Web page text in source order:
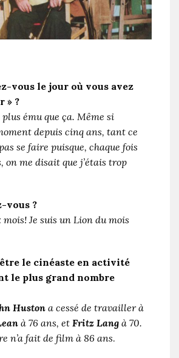
vous le jour où vous avez
» ?
plus ému que ça. Même si
depuis cinq ans, tant ce
se faire puisque, chaque fois
on me disait que j’étais trop
vous ?
Je suis un Lion du mois
le cinéaste en activité
le plus grand nombre
Hustona cessé de travailler à
à 76 ans, et Fritz Lang à 70.
n’a fait de film à 86 ans.